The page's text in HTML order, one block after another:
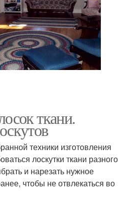
ткани.
техники изготовления
лоскутки ткани разного
и нарезать нужное
чтобы не отвлекаться во